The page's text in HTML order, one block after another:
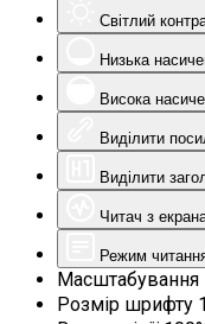
Світлий
Низька
Висока
Виділити
Виділити
Читач з
Режим
Масштабування
Розмір шрифту